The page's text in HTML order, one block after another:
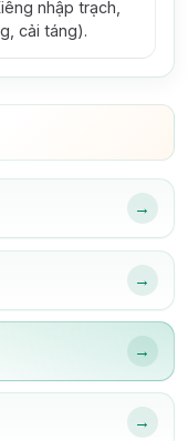
nhập trạch,
cải táng).
→
→
→
→